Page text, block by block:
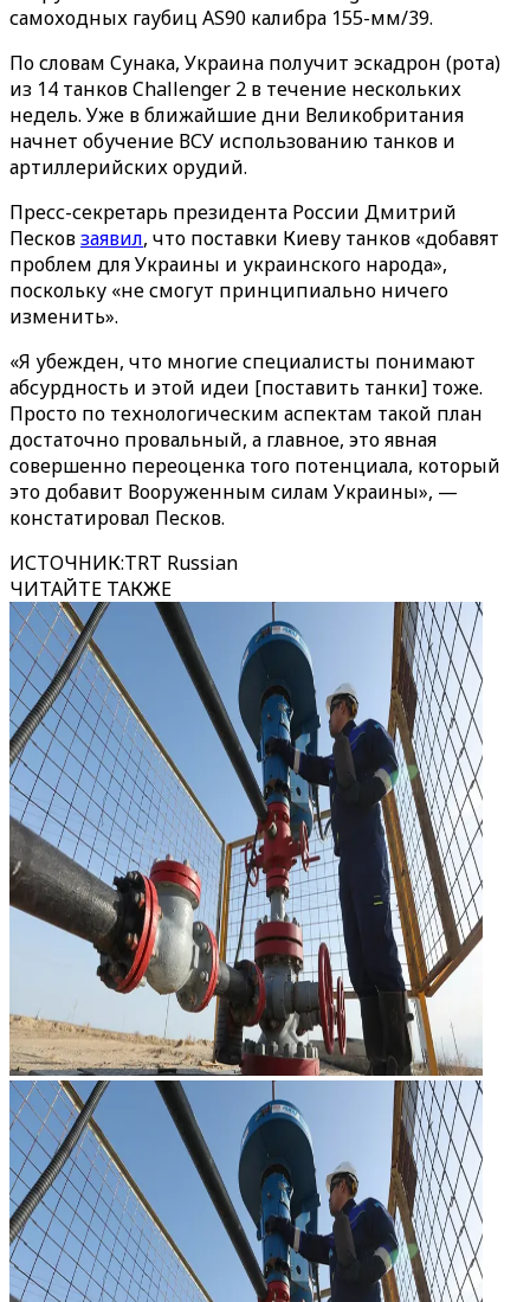
самоходных гаубиц AS90 калибра 155-мм/39.
По словам Сунака, Украина получит эскадрон (рота)
из 14 танков Challenger 2 в течение нескольких
недель. Уже в ближайшие дни Великобритания
начнет обучение ВСУ использованию танков и
артиллерийских орудий.
Пресс-секретарь президента России Дмитрий
Песковзаявил, что поставки Киеву танков «добавят
проблем для Украины и украинского народа»,
поскольку «не смогут принципиально ничего
изменить».
«‎‎Я убежден, что многие специалисты понимают
абсурдность и этой идеи [поставить танки] тоже.
Просто по технологическим аспектам такой план
достаточно провальный, а главное, это явная
совершенно переоценка того потенциала, который
это добавит Вооруженным силам Украины‎»‎, —
констатировал Песков.
ИСТОЧНИК:TRT Russian
ЧИТАЙТЕ ТАКЖЕ